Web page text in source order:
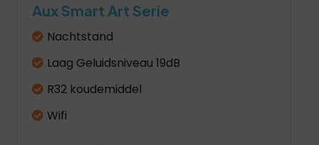
Aux Smart Art Serie
Nachtstand
Laag Geluidsniveau 19dB
R32 koudemiddel
Wifi